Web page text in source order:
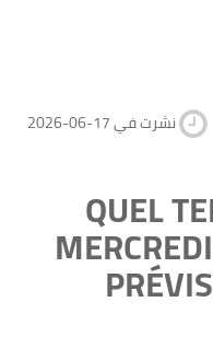
2026-06-17 نشرت في
QUEL